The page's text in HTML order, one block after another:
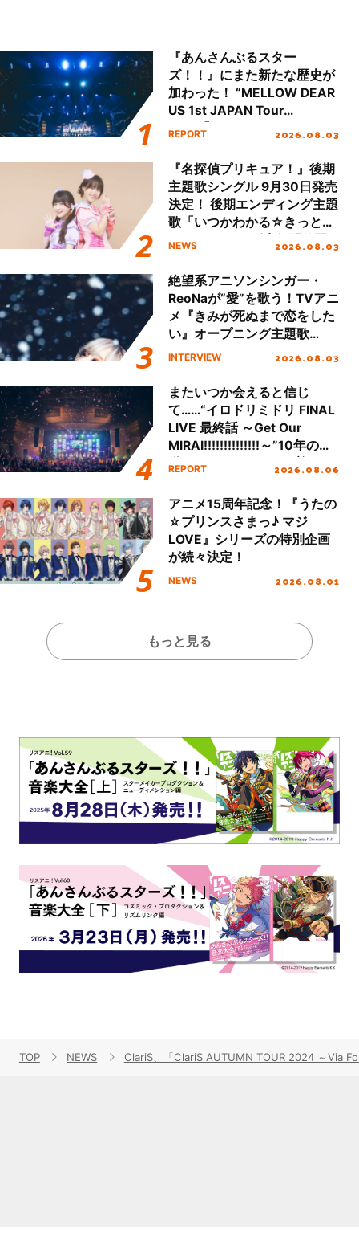
『あんさんぶるスター
ズ！！』にまた新たな歴史が
加わった！ “MELLOW DEAR
US 1st JAPAN Tour
Final「NICE to meet YOU
ート!!
REPORT 2026.08.03
『名探偵プリキュア！』後期
主題歌シングル 9月30日発売
決定！ 後期エンディング主題
歌「いつかわかる☆きっとあ
える」TVサイズ先行配信開
NEWS 2026.08.03
絶望系アニソンシンガー・
ReoNaが“愛”を歌う！TVアニ
メ『きみが死ぬまで恋をした
い』オープニング主題歌
「Amore」インタビュー
INTERVIEW 2026.08.03
またいつか会えると信じ
て……“イロドリミドリ FINAL
LIVE 最終話 ～Get Our
MIRAI!!!!!!!!!!!!!!～”10年の活
動を経てファイナルを迎える
REPORT 2026.08.06
アニメ15周年記念！『うたの
☆プリンスさまっ♪ マジ
LOVE』シリーズの特別企画
が続々決定！
NEWS 2026.08.01
もっと見る
TOP NEWS ClariS、「ClariS AUTUMN TOUR 2024 ～Via